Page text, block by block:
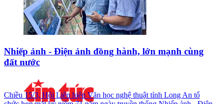
Nhiếp ảnh - Điện ảnh đồng hành, lớn mạnh cùng
đất nước
Chiều 15/3, Hội Liên hiệp Văn học nghệ thuật tỉnh Long An tổ